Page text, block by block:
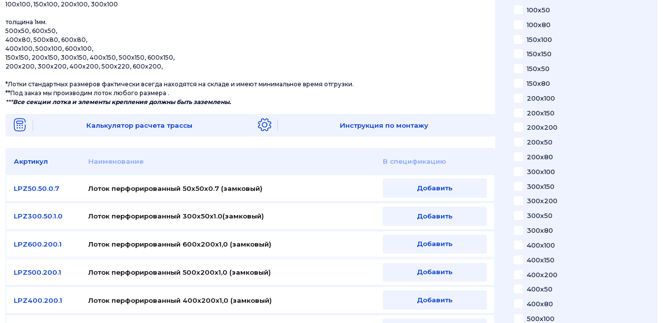
100x50
100x80
150x100
150x150
150x50
150x80
200x100
200x150
200x200
200x50
200x80
300x100
300x150
300x200
300x50
300x80
400x100
400x150
400x200
400x50
400x80
500x100
100х100, 150х100, 200х100, 300х100
толщина 1мм.
500х50, 600х50,
400х80, 500х80, 600х80,
400х100, 500х100, 600х100,
150х150, 200х150, 300х150, 400х150, 500х150, 600х150,
200х200, 300х200, 400х200, 500х220, 600х200,
*Лотки стандартных размеров фактически всегда находятся на складе и имеют минимальное время отгрузки.
**Под заказ мы производим лоток любого размера .
***Все секции лотка и элементы крепления должны быть заземлены.
Калькулятор расчета трассы Инструкция по монтажу
Акртикул Наименование В спецификацию
LPZ50.50.0.7 Лоток перфорированный 50x50x0.7 (замковый) Добавить
LPZ300.50.1.0 Лоток перфорированный 300x50x1.0(замковый) Добавить
LPZ600.200.1 Лоток перфорированный 600x200x1,0 (замковый) Добавить
LPZ500.200.1 Лоток перфорированный 500x200x1,0 (замковый) Добавить
LPZ400.200.1 Лоток перфорированный 400x200x1,0 (замковый) Добавить